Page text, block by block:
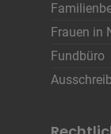
Frauen in
Fundbüro